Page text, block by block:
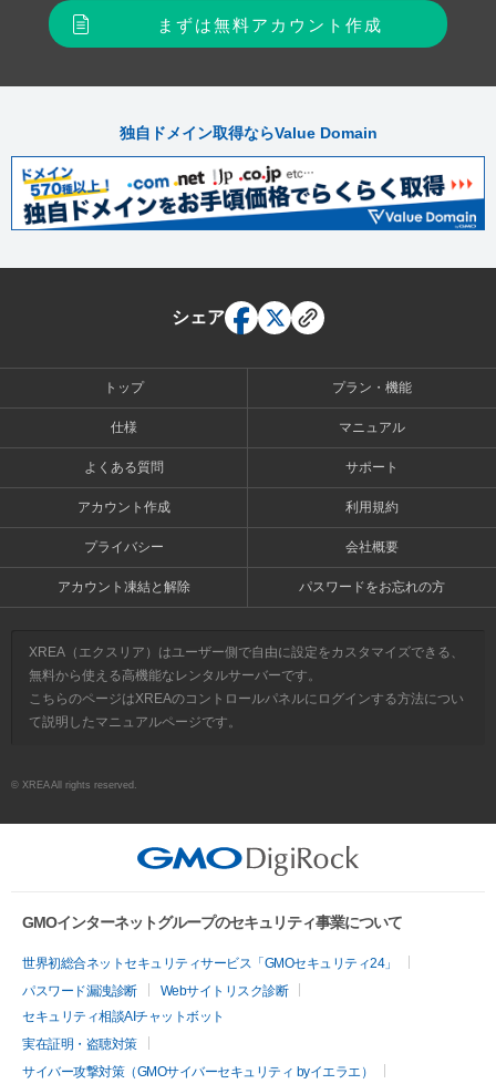
まずは無料アカウント作成
独自ドメイン取得ならValue Domain
シェア
トップ プラン・機能
仕様 マニュアル
よくある質問 サポート
アカウント作成 利用規約
プライバシー 会社概要
アカウント凍結と解除 パスワードをお忘れの方
XREA（エクスリア）はユーザー側で自由に設定をカスタマイズできる、
無料から使える高機能なレンタルサーバーです。
こちらのページはXREAのコントロールパネルにログインする方法につい
て説明したマニュアルページです。
© XREA All rights reserved.
GMOインターネットグループのセキュリティ事業について
世界初総合ネットセキュリティサービス「GMOセキュリティ24」
パスワード漏洩診断
Webサイトリスク診断
セキュリティ相談AIチャットボット
実在証明・盗聴対策
サイバー攻撃対策（GMOサイバーセキュリティ byイエラエ）